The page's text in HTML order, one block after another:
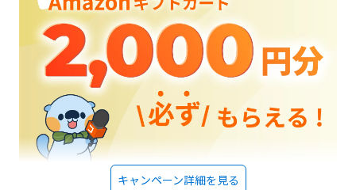
キャンペーン詳細を見る